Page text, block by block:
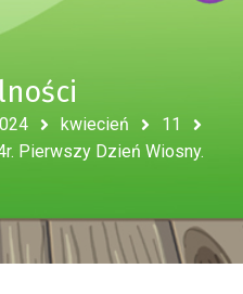
kwiecień
11
Pierwszy Dzień Wiosny.